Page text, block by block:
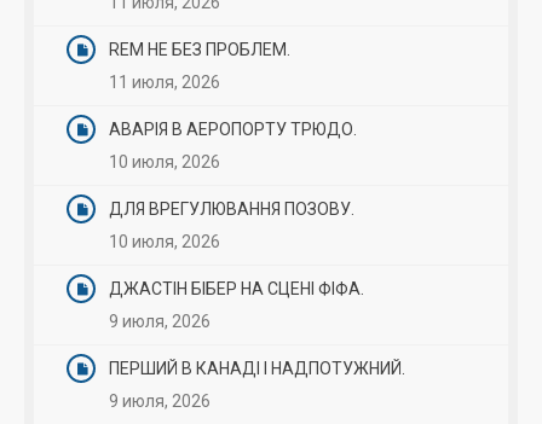
REM НЕ БЕЗ ПРОБЛЕМ.
11 июля, 2026
АВАРІЯ В АЕРОПОРТУ ТРЮДО.
10 июля, 2026
ДЛЯ ВРЕГУЛЮВАННЯ ПОЗОВУ.
10 июля, 2026
ДЖАСТІН БІБЕР НА СЦЕНІ ФІФА.
9 июля, 2026
ПЕРШИЙ В КАНАДІ І НАДПОТУЖНИЙ.
9 июля, 2026